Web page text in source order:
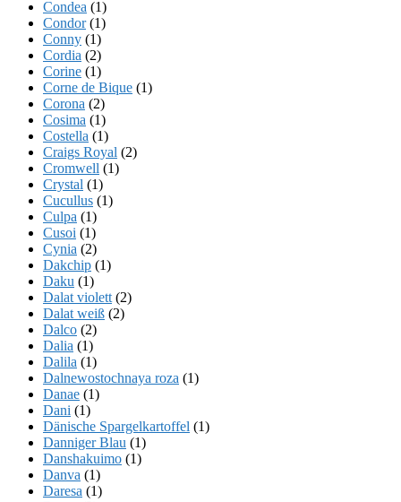
Condea (1)
Condor(1)
Conny (1)
Cordia (2)
Corine (1)
Corne de Bique (1)
Corona (2)
Cosima (1)
Costella (1)
Craigs Royal (2)
Cromwell (1)
Crystal (1)
Cucullus (1)
Culpa (1)
Cusoi (1)
Cynia (2)
Dakchip (1)
Daku (1)
Dalat violett (2)
Dalat weiß (2)
Dalco (2)
Dalia (1)
Dalila (1)
Dalnewostochnaya roza (1)
Danae (1)
Dani (1)
Dänische Spargelkartoffel (1)
Danniger Blau (1)
Danshakuimo (1)
Danva (1)
Daresa (1)